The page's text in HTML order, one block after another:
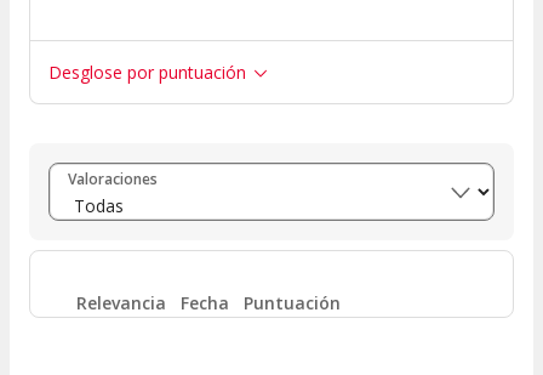
Desglose por puntuación
Entre 8 y 10 (1)
Entre 6 y 8 (0)
Entre 4 y 6 0
Valoraciones
Relevancia Fecha Puntuación